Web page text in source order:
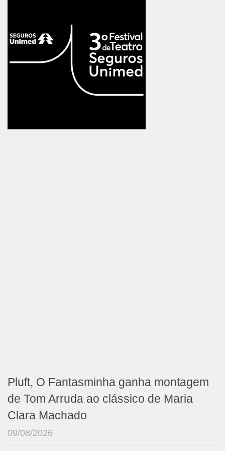
Pluft, O Fantasminha ganha montagem
de Tom Arruda ao clássico de Maria
Clara Machado
09/08/2026